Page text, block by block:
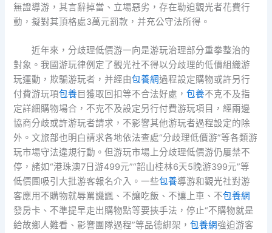
無證導游，其言辭掉當、立場惡劣，存在勒迫觀光者花費行
動，擬對其頂格處3萬元罰款，并充公守法所得。
近年來，分歧理低價游一向是游玩治理部分重拳整治的
對象。我國游玩律例定了觀光社不得以分歧理的低價組織游
玩運動，欺騙游玩者，并經由包養網過程設定購物或許另行
付費游玩項包養 目獲取回扣等不合法好處，包養不克不及指
定詳細購物場合，不克不及設定另行付費游玩項目，經兩邊
協商分歧或許游玩者請求，不影響其他游玩者過程設定的除
外。文旅部也明白請求各地依法查處“分歧理低價游”等各類游
玩市場守法違規行動。但游玩市場上分歧理低價游仍屢禁不
停，諸如“港珠澳7日游499元”“韶山桂林6天5晚游399元”等
低價團吸引大批游客報名介入。一些包養導游和觀光社對游
客應用不購物就辱罵譏諷、不讓吃飯、不讓上車、不包養網
發房卡、不準提早走出購物點等要挾手法，停止“不購物就是
給故鄉人難看、影響團隊過程”等品德綁架，包養網強迫游客